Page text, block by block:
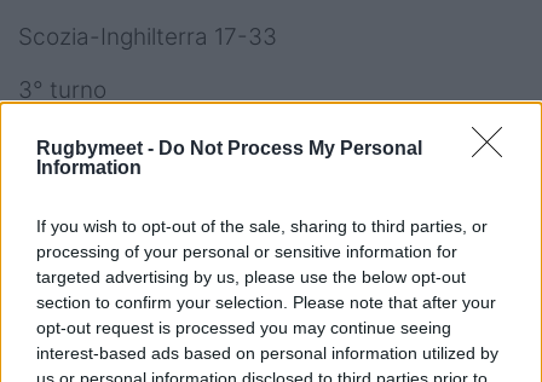
Rugbymeet - Do Not Process My Personal
Information
If you wish to opt-out of the sale, sharing to third parties, or
processing of your personal or sensitive information for
targeted advertising by us, please use the below opt-out
section to confirm your selection. Please note that after your
opt-out request is processed you may continue seeing
interest-based ads based on personal information utilized by
us or personal information disclosed to third parties prior to
Scozia-Inghilterra 17-33
3° turno
Francia-Italia 32-17
Galles-Scozia 31-21
Classifica 6 Nazioni U20
15 Francia